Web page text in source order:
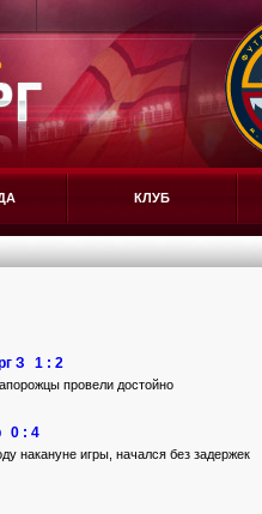
КЛУБ
З 1 : 2
провели достойно
0 : 4
накануне игры, начался без задержек